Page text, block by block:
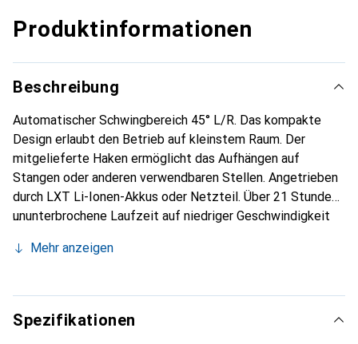
Produktinformationen
Beschreibung
Automatischer Schwingbereich 45° L/R. Das kompakte
Design erlaubt den Betrieb auf kleinstem Raum. Der
mitgelieferte Haken ermöglicht das Aufhängen auf
Stangen oder anderen verwendbaren Stellen. Angetrieben
durch LXT Li-Ionen-Akkus oder Netzteil. Über 21 Stunden
ununterbrochene Laufzeit auf niedriger Geschwindigkeit
Low). Grosser Tragegriff für einfache Handhabung.
ohne Netzteil, Akku und Ladegerät.
Mehr anzeigen
Spezifikationen